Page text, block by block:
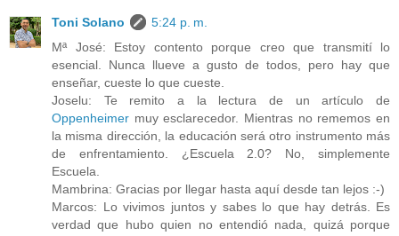
Toni Solano
5:24 p. m.
Mª José: Estoy contento porque creo que transmití lo
esencial. Nunca llueve a gusto de todos, pero hay que
enseñar, cueste lo que cueste.
Joselu: Te remito a la lectura de un artículo de
Oppenheimer muy esclarecedor. Mientras no rememos en
la misma dirección, la educación será otro instrumento más
de enfrentamiento. ¿Escuela 2.0? No, simplemente
Escuela.
Mambrina: Gracias por llegar hasta aquí desde tan lejos :-)
Marcos: Lo vivimos juntos y sabes lo que hay detrás. Es
verdad que hubo quien no entendió nada, quizá porque